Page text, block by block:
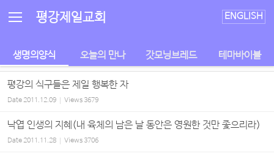
평강제일교회 ENGLISH
생명의양식 오늘의 만나 갓모닝브레드 테마바이블
평강의 식구들은 제일 행복한 자
Date2011.12.09 Views3679
낙엽 인생의 지혜(내 육체의 남은 날 동안은 영원한 것만 좇으리라)
Date2011.11.28 Views3706